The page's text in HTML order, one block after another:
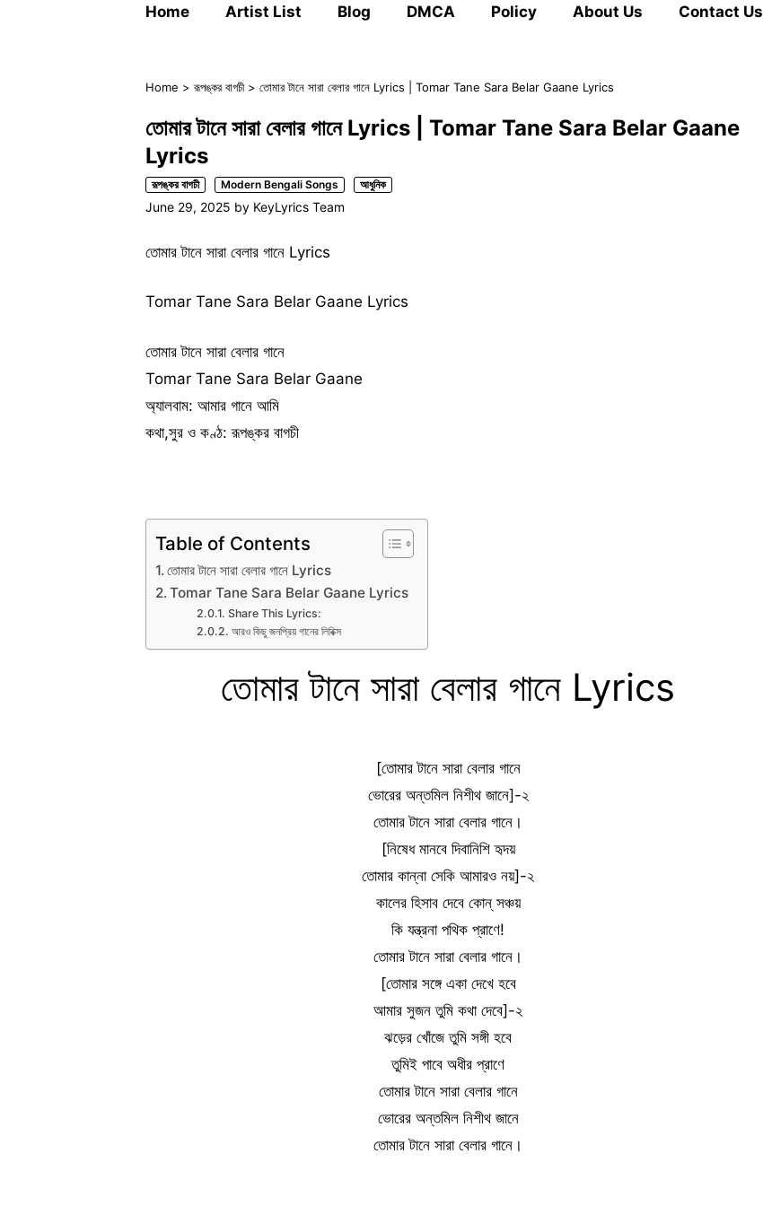
Home Artist List Blog DMCA Policy About Us Contact Us
Home >রূপঙ্কর বাগচী> তোমার টানে সারা বেলার গানে Lyrics | Tomar Tane Sara Belar Gaane Lyrics
তোমার টানে সারা বেলার গানে Lyrics | Tomar Tane Sara Belar Gaane
Lyrics
রূপঙ্কর বাগচী Modern Bengali Songs আধুনিক
June 29, 2025 by KeyLyrics Team
তোমার টানে সারা বেলার গানে Lyrics
Tomar Tane Sara Belar Gaane Lyrics
তোমার টানে সারা বেলার গানে
Tomar Tane Sara Belar Gaane
অ্যালবাম: আমার গানে আমি
কথা,সুর ও কণ্ঠ: রূপঙ্কর বাগচী
Table of Contents
তোমার টানে সারা বেলার গানে Lyrics
Tomar Tane Sara Belar Gaane Lyrics
Share This Lyrics:
আরও কিছু জনপ্রিয় গানের লিরিক্স
তোমার টানে সারা বেলার গানে Lyrics
[তোমার টানে সারা বেলার গানে
ভোরের অন্তমিল নিশীথ জানে]-২
তোমার টানে সারা বেলার গানে।
[নিষেধ মানবে দিবানিশি হৃদয়
তোমার কান্না সেকি আমারও নয়]-২
কালের হিসাব দেবে কোন্ সঞ্চয়
কি যন্ত্রনা পথিক প্রাণে!
তোমার টানে সারা বেলার গানে।
[তোমার সঙ্গে একা দেখে হবে
আমার সুজন তুমি কথা দেবে]-২
ঝড়ের খোঁজে তুমি সঙ্গী হবে
তুমিই পাবে অধীর প্রাণে
তোমার টানে সারা বেলার গানে
ভোরের অন্তমিল নিশীথ জানে
তোমার টানে সারা বেলার গানে।